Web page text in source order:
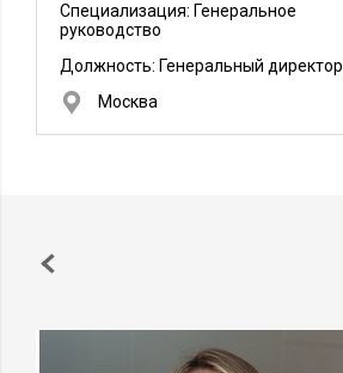
Специализация: Генеральное
руководство
Должность: Генеральный директор
Москва